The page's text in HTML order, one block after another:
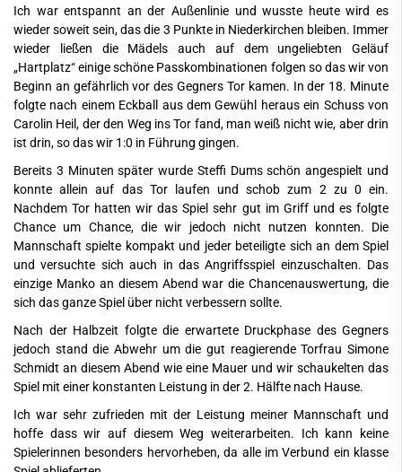
Ich war entspannt an der Außenlinie und wusste heute wird es
wieder soweit sein, das die 3 Punkte in Niederkirchen bleiben. Immer
wieder ließen die Mädels auch auf dem ungeliebten Geläuf
„Hartplatz“ einige schöne Passkombinationen folgen so das wir von
Beginn an gefährlich vor des Gegners Tor kamen. In der 18. Minute
folgte nach einem Eckball aus dem Gewühl heraus ein Schuss von
Carolin Heil, der den Weg ins Tor fand, man weiß nicht wie, aber drin
ist drin, so das wir 1:0 in Führung gingen.
Bereits 3 Minuten später wurde Steffi Dums schön angespielt und
konnte allein auf das Tor laufen und schob zum 2 zu 0 ein.
Nachdem Tor hatten wir das Spiel sehr gut im Griff und es folgte
Chance um Chance, die wir jedoch nicht nutzen konnten. Die
Mannschaft spielte kompakt und jeder beteiligte sich an dem Spiel
und versuchte sich auch in das Angriffsspiel einzuschalten. Das
einzige Manko an diesem Abend war die Chancenauswertung, die
sich das ganze Spiel über nicht verbessern sollte.
Nach der Halbzeit folgte die erwartete Druckphase des Gegners
jedoch stand die Abwehr um die gut reagierende Torfrau Simone
Schmidt an diesem Abend wie eine Mauer und wir schaukelten das
Spiel mit einer konstanten Leistung in der 2. Hälfte nach Hause.
Ich war sehr zufrieden mit der Leistung meiner Mannschaft und
hoffe dass wir auf diesem Weg weiterarbeiten. Ich kann keine
Spielerinnen besonders hervorheben, da alle im Verbund ein klasse